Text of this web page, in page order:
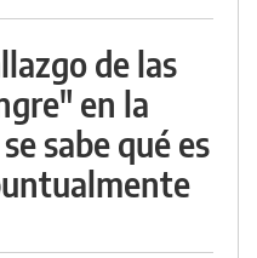
de las
en la
sabe qué es